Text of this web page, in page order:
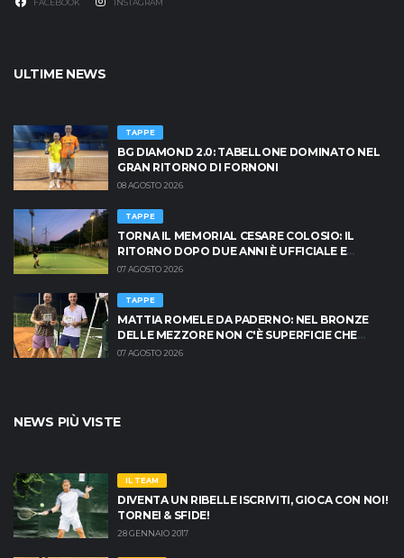
FACEBOOK INSTAGRAM
ULTIME NEWS
TAPPE
BG DIAMOND 2.0: TABELLONE DOMINATO NEL
GRAN RITORNO DI FORNONI
08 AGOSTO 2026
TAPPE
TORNA IL MEMORIAL CESARE COLOSIO: IL
RITORNO DOPO DUE ANNI È UFFICIALE E
BRESCIA È PRONTA AD INFIAMMARSI!
07 AGOSTO 2026
TAPPE
MATTIA ROMELE DA PADERNO: NEL BRONZE
DELLE MEZZORE NON C'È SUPERFICIE CHE
TENGA
07 AGOSTO 2026
NEWS PIÙ VISTE
IL TEAM
DIVENTA UN RIBELLE ISCRIVITI, GIOCA CON NOI!
TORNEI & SFIDE!
28 GENNAIO 2017